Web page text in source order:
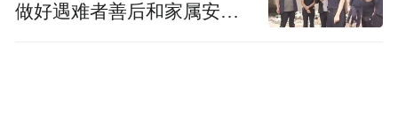
做好遇难者善后和家属安抚